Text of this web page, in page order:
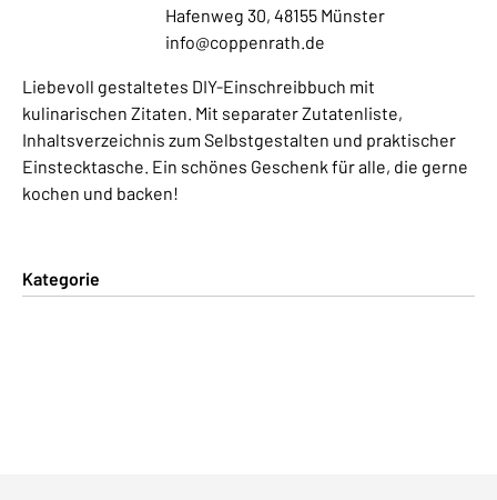
Hafenweg 30, 48155 Münster
info@coppenrath.de
Liebevoll gestaltetes DIY-Einschreibbuch mit
kulinarischen Zitaten. Mit separater Zutatenliste,
Inhaltsverzeichnis zum Selbstgestalten und praktischer
Einstecktasche. Ein schönes Geschenk für alle, die gerne
kochen und backen!
Kategorie